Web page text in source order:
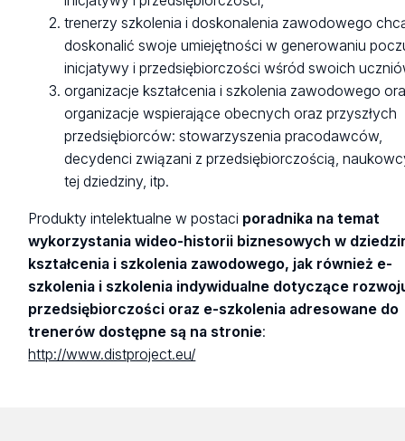
trenerzy szkolenia i doskonalenia zawodowego
doskonalić swoje umiejętności w generowaniu
inicjatywy i przedsiębiorczości wśród swoich
organizacje kształcenia i szkolenia zawodowego
organizacje wspierające obecnych oraz przyszłych
przedsiębiorców: stowarzyszenia pracodawców,
decydenci związani z przedsiębiorczością,
tej dziedziny, itp.
Produkty intelektualne w postaci poradnika na temat
wykorzystania wideo-historii biznesowych w
kształcenia i szkolenia zawodowego, jak również e-
szkolenia i szkolenia indywidualne dotyczące
przedsiębiorczości oraz e-szkolenia adresowane do
trenerów dostępne są na stronie:
http://www.distproject.eu/